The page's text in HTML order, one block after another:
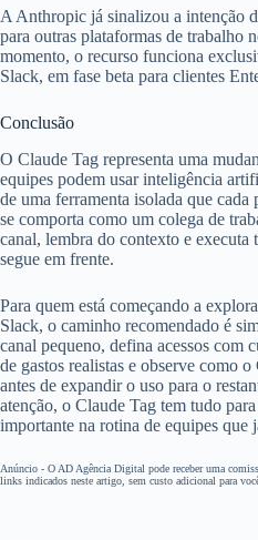
A Anthropic já sinalizou a intenção
para outras plataformas de trabalho
momento, o recurso funciona
Slack, em fase beta para clientes
Conclusão
O Claude Tag representa uma
equipes podem usar inteligência
de uma ferramenta isolada que cada
se comporta como um colega de
canal, lembra do contexto e executa
segue em frente.
Para quem está começando a
Slack, o caminho recomendado é
canal pequeno, defina acessos com
de gastos realistas e observe como
antes de expandir o uso para o
atenção, o Claude Tag tem tudo
importante na rotina de equipes que
Anúncio - O AD Agência Digital pode receber uma
links indicados neste artigo, sem custo adicional para